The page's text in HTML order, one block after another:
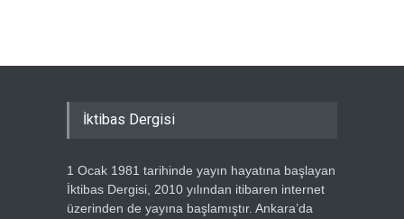
İktibas Dergisi
1 Ocak 1981 tarihinde yayın hayatına başlayan
İktibas Dergisi, 2010 yılından itibaren internet
üzerinden de yayına başlamıştır. Ankara’da